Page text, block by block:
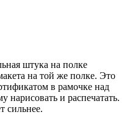
штука на полке
на той же полке. Это
в рамочке над
нарисовать и распечатать.
сильнее.